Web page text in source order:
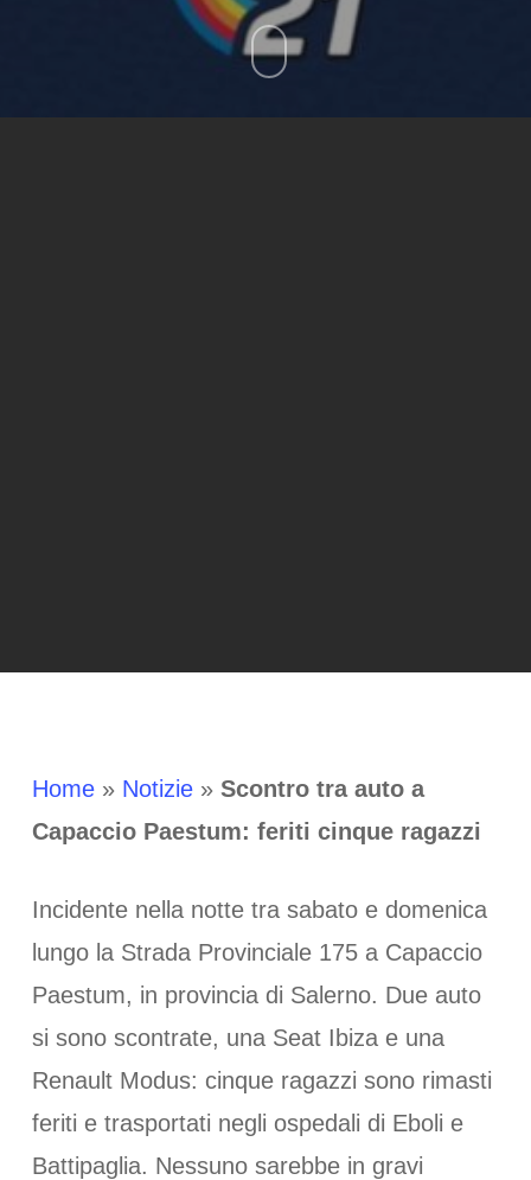
Home» Notizie» Scontro tra auto a
Capaccio Paestum: feriti cinque ragazzi
Incidente nella notte tra sabato e domenica
lungo la Strada Provinciale 175 a Capaccio
Paestum, in provincia di Salerno. Due auto
si sono scontrate, una Seat Ibiza e una
Renault Modus: cinque ragazzi sono rimasti
feriti e trasportati negli ospedali di Eboli e
Battipaglia. Nessuno sarebbe in gravi